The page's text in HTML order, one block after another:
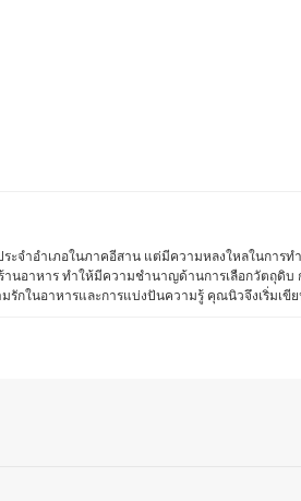
จำอำเภอในภาคอีสาน แต่มีความหลงใหลในการท
านอาหาร ทำให้มีความชำนาญด้านการเลือกวัตถุดิบ
รักในอาหารและการแบ่งปันความรู้ คุณนิวจึงเริ่มเขี